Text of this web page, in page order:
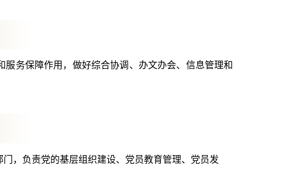
务保障作用，做好综合协调、办文办会、信息管理和
，负责党的基层组织建设、党员教育管理、党员发